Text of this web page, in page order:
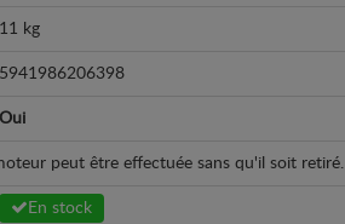
11 kg
5941986206398
Oui
peut être effectuée sans qu'il soit retiré.
En stock